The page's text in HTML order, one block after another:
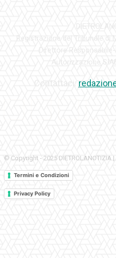
© Copyright - 2025 DIETROLANOTIZIA |
Termini e Condizioni
Privacy Policy